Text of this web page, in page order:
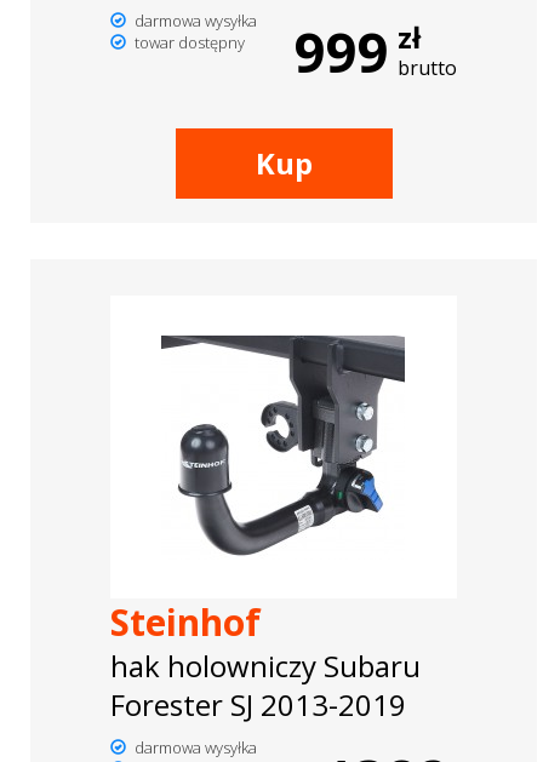
darmowa wysyłka
towar dostępny
999 zł
brutto
Kup
Steinhof
hak holowniczy Subaru
Forester SJ 2013-2019
darmowa wysyłka